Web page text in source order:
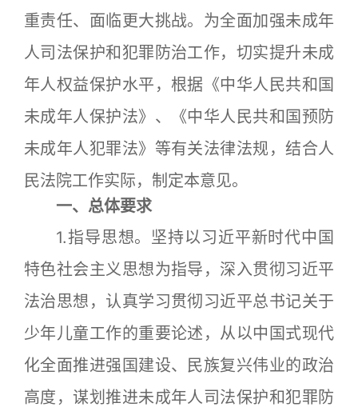
重责任、面临更大挑战。为全面加强未成年
人司法保护和犯罪防治工作，切实提升未成
年人权益保护水平，根据《中华人民共和国
未成年人保护法》、《中华人民共和国预防
未成年人犯罪法》等有关法律法规，结合人
民法院工作实际，制定本意见。
一、总体要求
1.指导思想。坚持以习近平新时代中国
特色社会主义思想为指导，深入贯彻习近平
法治思想，认真学习贯彻习近平总书记关于
少年儿童工作的重要论述，从以中国式现代
化全面推进强国建设、民族复兴伟业的政治
高度，谋划推进未成年人司法保护和犯罪防